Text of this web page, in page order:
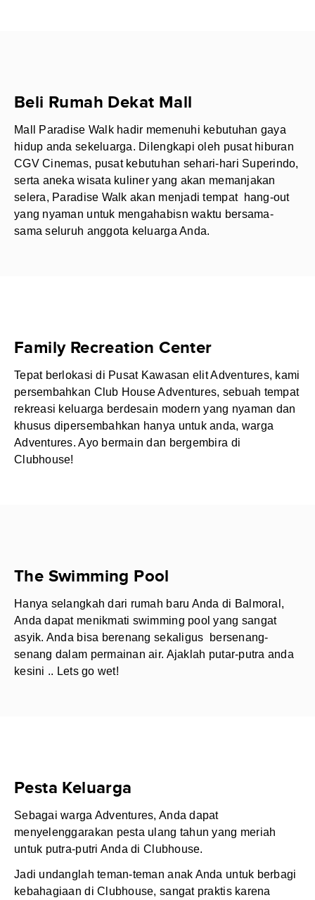
Beli Rumah Dekat Mall
Mall Paradise Walk hadir memenuhi kebutuhan gaya
hidup anda sekeluarga. Dilengkapi oleh pusat hiburan
CGV Cinemas, pusat kebutuhan sehari-hari Superindo,
serta aneka wisata kuliner yang akan memanjakan
selera, Paradise Walk akan menjadi tempat hang-out
yang nyaman untuk mengahabisn waktu bersama-
sama seluruh anggota keluarga Anda.
Family Recreation Center
Tepat berlokasi di Pusat Kawasan elit Adventures, kami
persembahkan Club House Adventures, sebuah tempat
rekreasi keluarga berdesain modern yang nyaman dan
khusus dipersembahkan hanya untuk anda, warga
Adventures. Ayo bermain dan bergembira di
Clubhouse!
The Swimming Pool
Hanya selangkah dari rumah baru Anda di Balmoral,
Anda dapat menikmati swimming pool yang sangat
asyik. Anda bisa berenang sekaligus bersenang-
senang dalam permainan air. Ajaklah putar-putra anda
kesini .. Lets go wet!
Pesta Keluarga
Sebagai warga Adventures, Anda dapat
menyelenggarakan pesta ulang tahun yang meriah
untuk putra-putri Anda di Clubhouse.
Jadi undanglah teman-teman anak Anda untuk berbagi
kebahagiaan di Clubhouse, sangat praktis karena